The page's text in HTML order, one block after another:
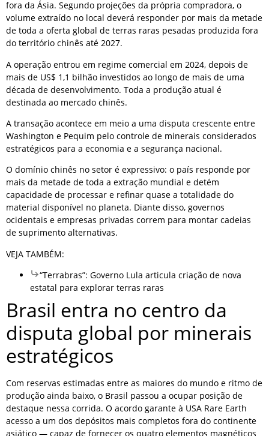
fora da Ásia. Segundo projeções da própria compradora, o
volume extraído no local deverá responder por mais da metade
de toda a oferta global de terras raras pesadas produzida fora
do território chinês até 2027.
A operação entrou em regime comercial em 2024, depois de
mais de US$ 1,1 bilhão investidos ao longo de mais de uma
década de desenvolvimento. Toda a produção atual é
destinada ao mercado chinês.
A transação acontece em meio a uma disputa crescente entre
Washington e Pequim pelo controle de minerais considerados
estratégicos para a economia e a segurança nacional.
O domínio chinês no setor é expressivo: o país responde por
mais da metade de toda a extração mundial e detém
capacidade de processar e refinar quase a totalidade do
material disponível no planeta. Diante disso, governos
ocidentais e empresas privadas correm para montar cadeias
de suprimento alternativas.
VEJA TAMBÉM:
“Terrabras”: Governo Lula articula criação de nova
estatal para explorar terras raras
Brasil entra no centro da
disputa global por minerais
estratégicos
Com reservas estimadas entre as maiores do mundo e ritmo de
produção ainda baixo, o Brasil passou a ocupar posição de
destaque nessa corrida. O acordo garante à USA Rare Earth
acesso a um dos depósitos mais completos fora do continente
asiático — capaz de fornecer os quatro elementos magnéticos